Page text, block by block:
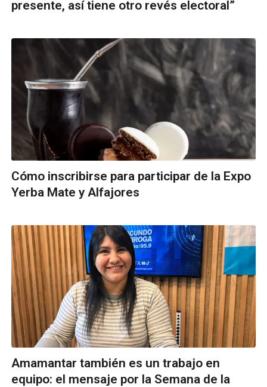
presente, así tiene otro revés electoral”
Cómo inscribirse para participar de la Expo
Yerba Mate y Alfajores
Amamantar también es un trabajo en
equipo: el mensaje por la Semana de la